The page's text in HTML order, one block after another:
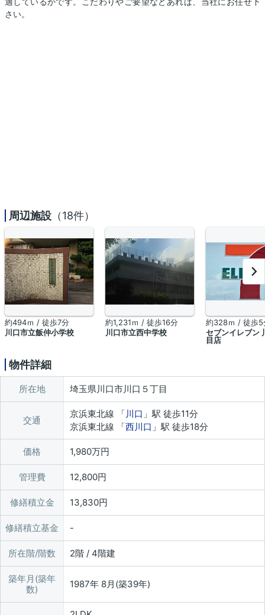
さい。
周辺施設 （18件）
約494ｍ / 徒歩7分
川口市立飯仲小学校
約1,231ｍ / 徒歩16分
川口市立西中学校
約328ｍ / 徒歩5
セブンイレブン
目店
物件詳細
所在地 埼玉県川口市川口５丁目
交通
京浜東北線 「川口 」駅 徒歩11分
京浜東北線 「西川口 」駅 徒歩18分
価格 1,980万円
管理費 12,800円
修繕積立金 13,830円
修繕積立基金
所在階/階数 2階 / 4階建
築年月(築年
数)
1987年 8月(築39年)